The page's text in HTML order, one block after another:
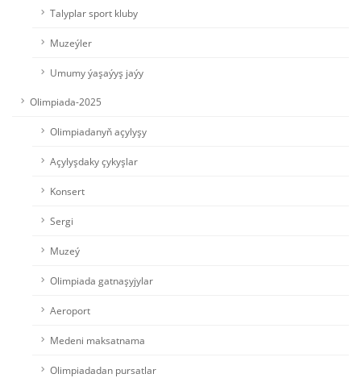
Talyplar sport kluby
Muzeýler
Umumy ýaşaýyş jaýy
Olimpiada-2025
Olimpiadanyň açylyşy
Açylyşdaky çykyşlar
Konsert
Sergi
Muzeý
Olimpiada gatnaşyjylar
Aeroport
Medeni maksatnama
Olimpiadadan pursatlar